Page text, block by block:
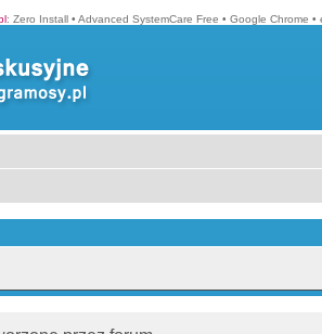
: Zero Install • Advanced SystemCare Free • Google Chrome •